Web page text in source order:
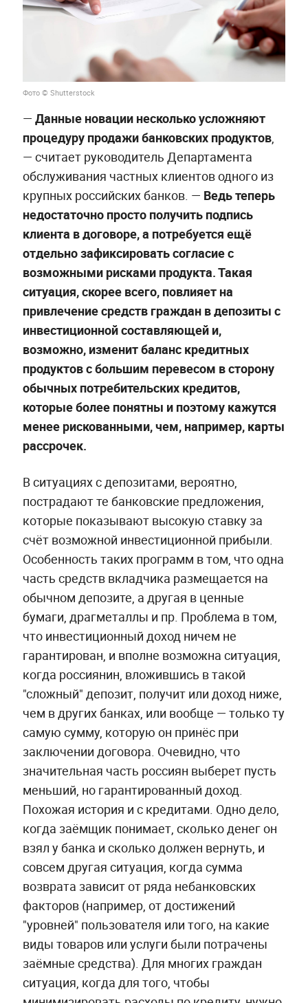
Фото © Shutterstock
— Данные новации несколько усложняют
процедуру продажи банковских продуктов,
— считает руководитель Департамента
обслуживания частных клиентов одного из
крупных российских банков. — Ведь теперь
недостаточно просто получить подпись
клиента в договоре, а потребуется ещё
отдельно зафиксировать согласие с
возможными рисками продукта. Такая
ситуация, скорее всего, повлияет на
привлечение средств граждан в депозиты с
инвестиционной составляющей и,
возможно, изменит баланс кредитных
продуктов с большим перевесом в сторону
обычных потребительских кредитов,
которые более понятны и поэтому кажутся
менее рискованными, чем, например, карты
рассрочек.
В ситуациях с депозитами, вероятно,
пострадают те банковские предложения,
которые показывают высокую ставку за
счёт возможной инвестиционной прибыли.
Особенность таких программ в том, что одна
часть средств вкладчика размещается на
обычном депозите, а другая в ценные
бумаги, драгметаллы и пр. Проблема в том,
что инвестиционный доход ничем не
гарантирован, и вполне возможна ситуация,
когда россиянин, вложившись в такой
"сложный" депозит, получит или доход ниже,
чем в других банках, или вообще — только ту
самую сумму, которую он принёс при
заключении договора. Очевидно, что
значительная часть россиян выберет пусть
меньший, но гарантированный доход.
Похожая история и с кредитами. Одно дело,
когда заёмщик понимает, сколько денег он
взял у банка и сколько должен вернуть, и
совсем другая ситуация, когда сумма
возврата зависит от ряда небанковских
факторов (например, от достижений
"уровней" пользователя или того, на какие
виды товаров или услуги были потрачены
заёмные средства). Для многих граждан
ситуация, когда для того, чтобы